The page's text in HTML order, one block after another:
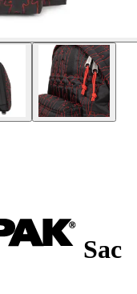
Sac